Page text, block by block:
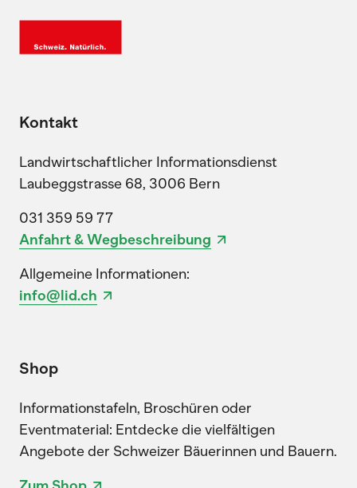
Kontakt
Landwirtschaftlicher Informationsdienst
Laubeggstrasse 68, 3006 Bern
031 359 59 77
Anfahrt & Wegbeschreibung
Allgemeine Informationen:
info@lid.ch
Shop
Informationstafeln, Broschüren oder
Eventmaterial: Entdecke die vielfältigen
Angebote der Schweizer Bäuerinnen und Bauern.